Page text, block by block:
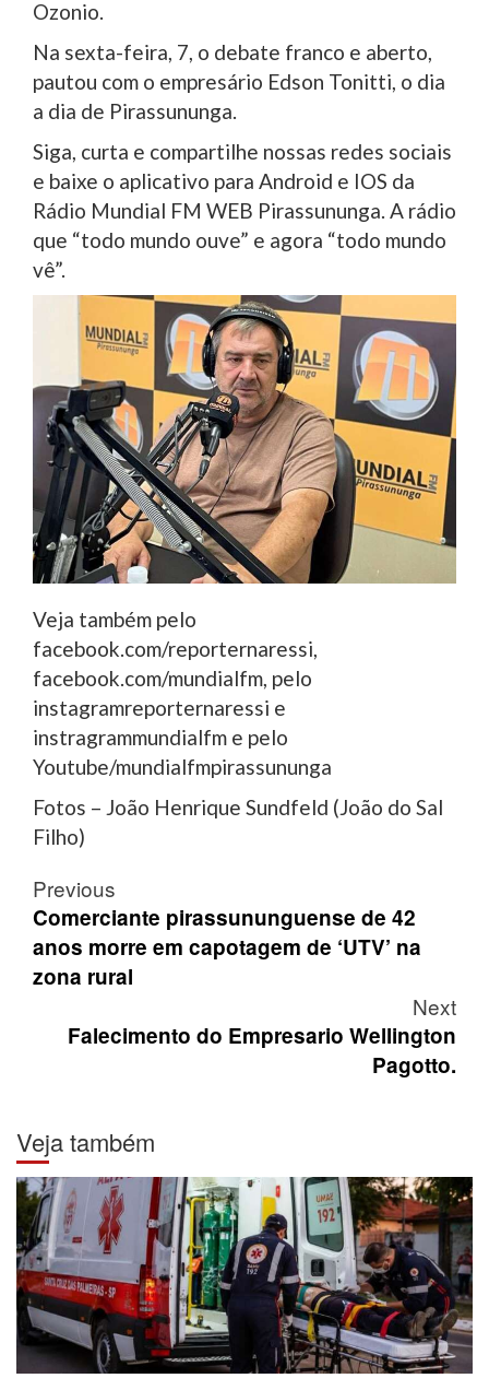
Ozonio.
Na sexta-feira, 7, o debate franco e aberto,
pautou com o empresário Edson Tonitti, o dia
a dia de Pirassununga.
Siga, curta e compartilhe nossas redes sociais
e baixe o aplicativo para Android e IOS da
Rádio Mundial FM WEB Pirassununga. A rádio
que “todo mundo ouve” e agora “todo mundo
vê”.
Veja também pelo
facebook.com/reporternaressi,
facebook.com/mundialfm, pelo
instagramreporternaressi e
instragrammundialfm e pelo
Youtube/mundialfmpirassununga
Fotos – João Henrique Sundfeld (João do Sal
Filho)
Post
navigation
Previous
Comerciante pirassununguense de 42
anos morre em capotagem de ‘UTV’ na
zona rural
Next
Falecimento do Empresario Wellington
Pagotto.
Veja também